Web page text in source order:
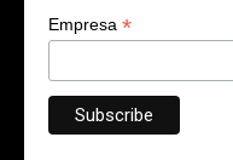
Empresa *